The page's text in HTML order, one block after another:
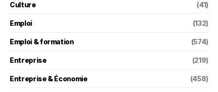
Culture (41)
Emploi (132)
Emploi & formation (574)
Entreprise (219)
Entreprise & Économie (458)